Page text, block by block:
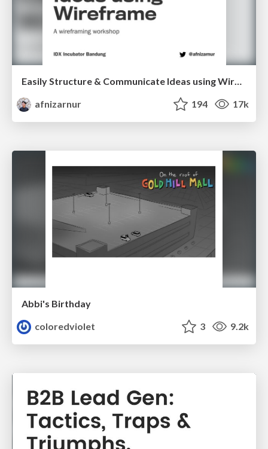
afnizarnur
194 17k
Abbi's Birthday
coloredviolet
3 9.2k